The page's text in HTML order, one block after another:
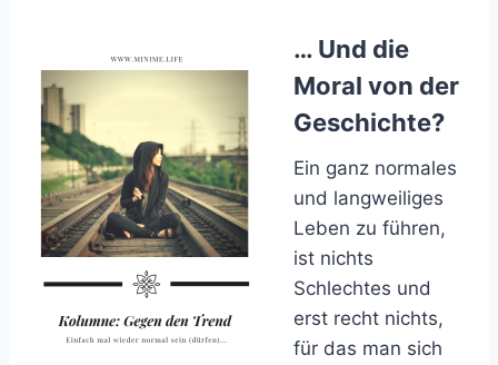
… Und die
Moral von der
Geschichte?
Ein ganz normales
und langweiliges
Leben zu führen,
ist nichts
Schlechtes und
erst recht nichts,
für das man sich